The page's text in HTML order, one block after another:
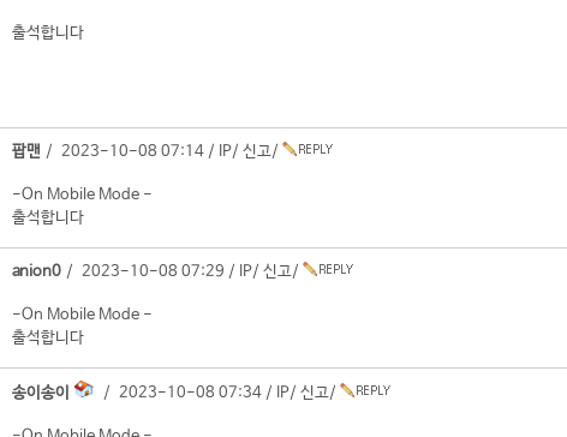
출석합니다
팝맨 / 2023-10-08 07:14 / IP/ 신고/
-On Mobile Mode -
출석합니다
anion0 / 2023-10-08 07:29 / IP/ 신고/
-On Mobile Mode -
출석합니다
송이송이 / 2023-10-08 07:34 / IP/ 신고/